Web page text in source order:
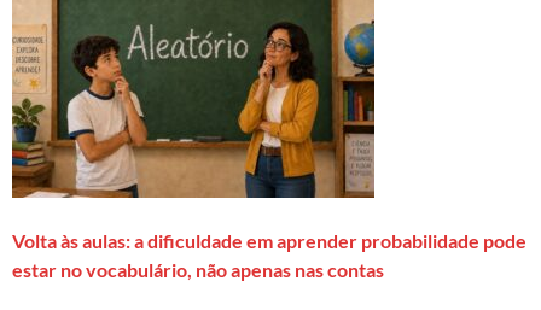
Volta às aulas: a dificuldade em aprender probabilidade pode
estar no vocabulário, não apenas nas contas